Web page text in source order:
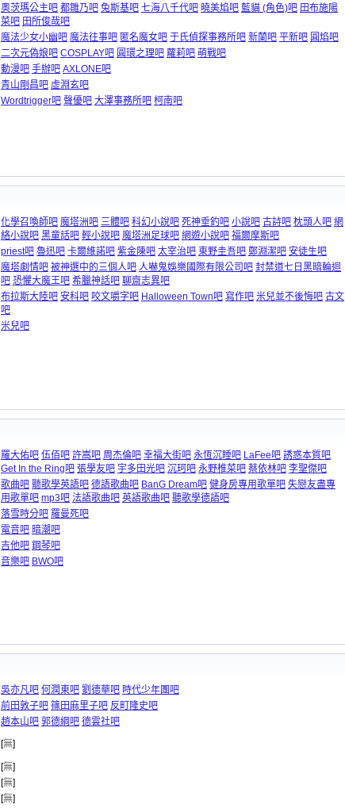
奧茨瑪公主吧 都雛乃吧 兔斯基吧 七海八千代吧 曉美焰吧 藍貓 (角色)吧 田布施陽
菜吧 田所俊哉吧
魔法少女小幽吧 魔法往事吧 匿名魔女吧 于氏偵探事務所吧 新蘭吧 平新吧 圓焰吧
二次元偽娘吧 COSPLAY吧 圓環之理吧 蘿莉吧 萌戰吧
動漫吧 手辦吧 AXLONE吧
青山剛昌吧 虛淵玄吧
Wordtrigger吧 聲優吧 大澤事務所吧 柯南吧
化學召喚師吧 魔塔洲吧 三體吧 科幻小說吧 死神垂釣吧 小說吧 古詩吧 枕頭人吧 網
絡小說吧 黑童話吧 輕小說吧 魔塔洲足球吧 網遊小說吧 福爾摩斯吧
priest吧 魯迅吧 卡爾維諾吧 紫金陳吧 太宰治吧 東野圭吾吧 鄭淵潔吧 安徒生吧
魔塔劇情吧 被神選中的三個人吧 人嚇鬼娛樂國際有限公司吧 封禁道七日黑暗輪迴
吧 恐懼大魔王吧 希臘神話吧 聊齋志異吧
布拉斯大陸吧 安科吧 咬文嚼字吧 Halloween Town吧 寫作吧 米兒並不後悔吧 古文
吧
米兒吧
羅大佑吧 伍佰吧 許嵩吧 周杰倫吧 幸福大街吧 永恆沉睡吧 LaFee吧 誘惑本質吧
Get In the Ring吧 張學友吧 宇多田光吧 沉珂吧 永野椎菜吧 蔡依林吧 李聖傑吧
歌曲吧 聽歌學英語吧 德語歌曲吧 BanG Dream吧 健身房專用歌單吧 失戀友盡專
用歌單吧 mp3吧 法語歌曲吧 英語歌曲吧 聽歌學德語吧
落雪時分吧 羅曼死吧
電音吧 暗潮吧
吉他吧 鋼琴吧
音樂吧 BWO吧
吳亦凡吧 何潤東吧 劉德華吧 時代少年團吧
前田敦子吧 篠田麻里子吧 反町隆史吧
趙本山吧 郭德綱吧 德雲社吧
[無]
[無]
[無]
[無]